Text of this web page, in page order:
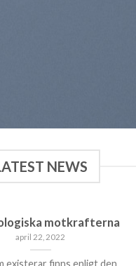
NEWS
motkrafterna
april 22, 2022
existerar finns enligt den